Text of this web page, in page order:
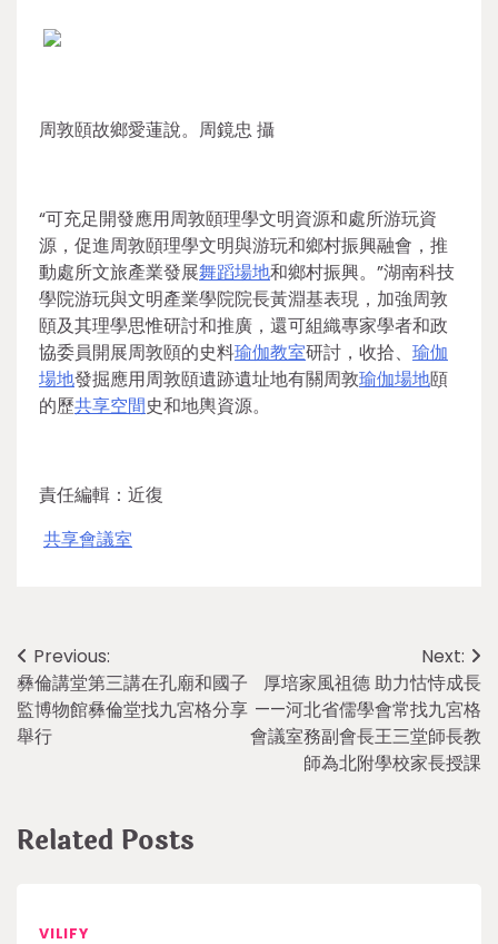
周敦頤故鄉愛蓮說。周鏡忠 攝
“可充足開發應用周敦頤理學文明資源和處所游玩資
源，促進周敦頤理學文明與游玩和鄉村振興融會，推
動處所文旅產業發展舞蹈場地和鄉村振興。”湖南科技
學院游玩與文明產業學院院長黃淵基表現，加強周敦
頤及其理學思惟研討和推廣，還可組織專家學者和政
協委員開展周敦頤的史料瑜伽教室研討，收拾、 瑜伽
場地發掘應用周敦頤遺跡遺址地有關周敦瑜伽場地頤
的歷共享空間史和地輿資源。
責任編輯：近復
共享會議室
Post
navigation
Previous:
彝倫講堂第三講在孔廟和國子
監博物館彝倫堂找九宮格分享
舉行
Next:
厚培家風祖德 助力怙恃成長
——河北省儒學會常找九宮格
會議室務副會長王三堂師長教
師為北附學校家長授課
Related Posts
VILIFY